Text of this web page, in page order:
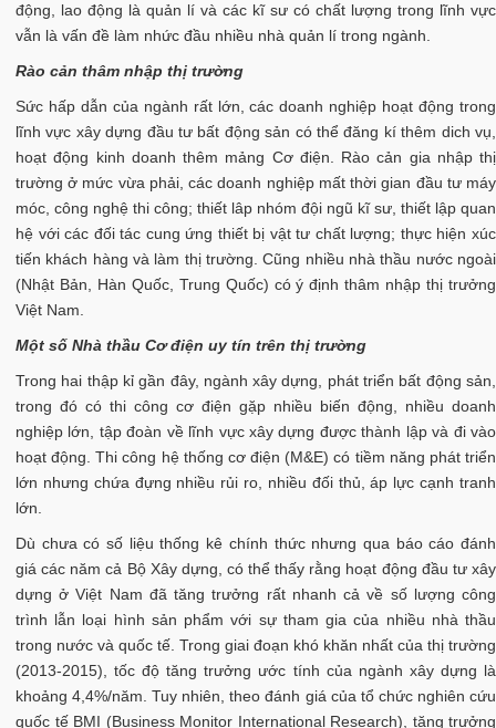
động, lao động là quản lí và các kĩ sư có chất lượng trong lĩnh vực
vẫn là vấn đề làm nhức đầu nhiều nhà quản lí trong ngành.
Rào cản thâm nhập thị trường
Sức hấp dẫn của ngành rất lớn, các doanh nghiệp hoạt động trong
lĩnh vực xây dựng đầu tư bất động sản có thể đăng kí thêm dich vụ,
hoạt động kinh doanh thêm mảng Cơ điện. Rào cản gia nhập thị
trường ở mức vừa phải, các doanh nghiệp mất thời gian đầu tư máy
móc, công nghệ thi công; thiết lâp nhóm đội ngũ kĩ sư, thiết lập quan
hệ với các đối tác cung ứng thiết bị vật tư chất lượng; thực hiện xúc
tiến khách hàng và làm thị trường. Cũng nhiều nhà thầu nước ngoài
(Nhật Bản, Hàn Quốc, Trung Quốc) có ý định thâm nhập thị trưởng
Việt Nam.
Một số Nhà thầu Cơ điện uy tín trên thị trường
Trong hai thập kỉ gần đây, ngành xây dựng, phát triển bất động sản,
trong đó có thi công cơ điện gặp nhiều biến động, nhiều doanh
nghiệp lớn, tập đoàn về lĩnh vực xây dựng được thành lập và đi vào
hoạt động. Thi công hệ thống cơ điện (M&E) có tiềm năng phát triển
lớn nhưng chứa đựng nhiều rủi ro, nhiều đối thủ, áp lực cạnh tranh
lớn.
Dù chưa có số liệu thống kê chính thức nhưng qua báo cáo đánh
giá các năm cả Bộ Xây dựng, có thể thấy rằng hoạt động đầu tư xây
dựng ở Việt Nam đã tăng trưởng rất nhanh cả về số lượng công
trình lẫn loại hình sản phẩm với sự tham gia của nhiều nhà thầu
trong nước và quốc tế. Trong giai đoạn khó khăn nhất của thị trường
(2013-2015), tốc độ tăng trưởng ước tính của ngành xây dựng là
khoảng 4,4%/năm. Tuy nhiên, theo đánh giá của tổ chức nghiên cứu
quốc tế BMI (Business Monitor International Research), tăng trưởng